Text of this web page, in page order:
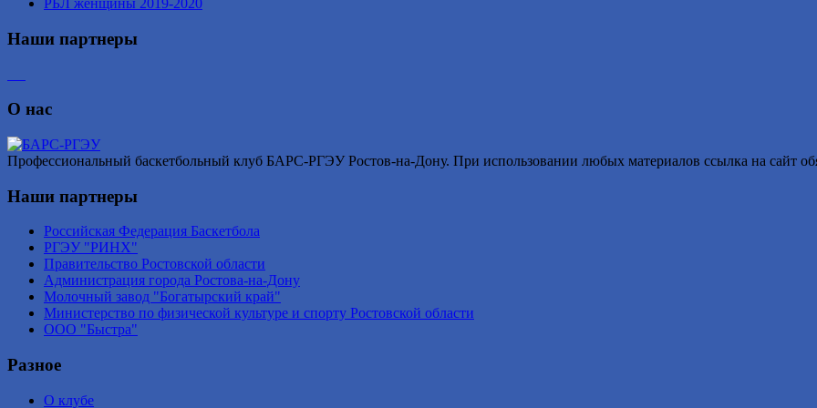
РБЛ женщины 2019-2020
Наши партнеры
О нас
Профессиональный баскетбольный клуб БАРС-РГЭУ Ростов-на-Дону. При использовании любых материалов ссылка на сайт
Наши партнеры
Российская Федерация Баскетбола
РГЭУ "РИНХ"
Правительство Ростовской области
Администрация города Ростова-на-Дону
Молочный завод "Богатырский край"
Министерство по физической культуре и спорту Ростовской области
ООО "Быстра"
Разное
О клубе